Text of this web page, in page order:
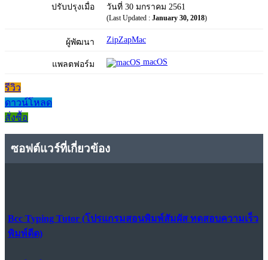
ปรับปรุงเมื่อ วันที่ 30 มกราคม 2561
(Last Updated : January 30, 2018)
ผู้พัฒนา ZipZapMac
แพลตฟอร์ม macOS
รีวิว
ดาวน์โหลด
สั่งซื้อ
ซอฟต์แวร์ที่เกี่ยวข้อง
Bcc Typing Tutor (โปรแกรมสอนพิมพ์สัมผัส ทดสอบความเร็ว
พิมพ์ดีด)